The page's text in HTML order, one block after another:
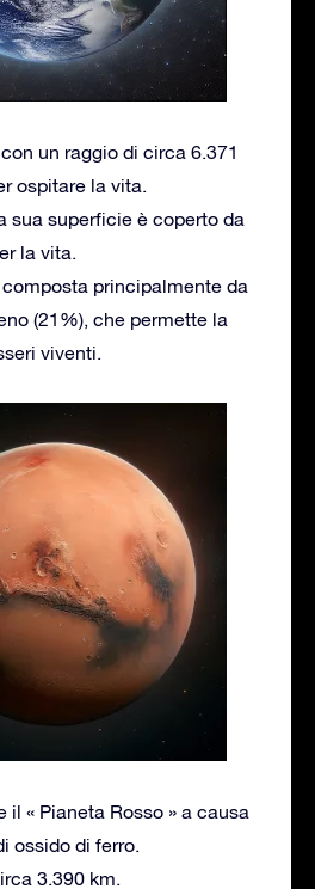
un raggio di circa 6.371
ospitare la vita.
sua superficie è coperto da
la vita.
composta principalmente da
(21%), che permette la
viventi.
« Pianeta Rosso » a causa
ossido di ferro.
3.390 km.